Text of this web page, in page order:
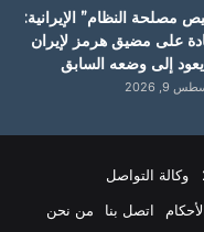
مصلحة النظام” الإيرانية:
على مضيق هرمز لإيران
إلى وضعه السابق
9, 2026
اتصل بنا من نحن